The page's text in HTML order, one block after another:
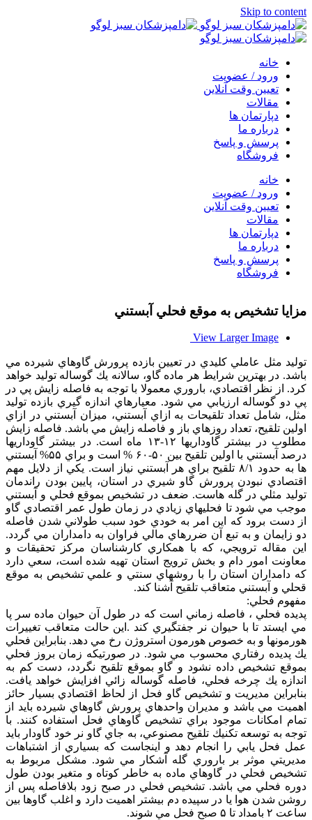
Skip to content
خانه
ورود / عضویت
تعیین وقت آنلاین
مقالات
دپارتمان ها
درباره ما
پرسش و پاسخ
فروشگاه
خانه
ورود / عضویت
تعیین وقت آنلاین
مقالات
دپارتمان ها
درباره ما
پرسش و پاسخ
فروشگاه
مزایا تشخيص به موقع فحلي آبستني
View Larger Image
توليد مثل عاملي كليدي در تعيين بازده پرورش گاوهاي شيرده مي
باشد. در بهترين شرايط هر ماده گاو، سالانه يك گوساله توليد خواهد
كرد. از نظر اقتصادي، باروري معمولا با توجه به فاصله زايش پي در
پي دو گوساله ارزيابي مي شود. معيارهاي اندازه گيري بازده توليد
مثل، شامل تعداد تلقيحات به ازاي آبستني، ميزان آبستني در ازاي
اولين تلقيح، تعداد روزهاي باز و فاصله زايش مي باشد. فاصله زايش
مطلوب در بيشتر گاوداريها ۱۲-۱۳ ماه است. در بيشتر گاوداريها
درصد آبستني با اولين تلقيح بين ۵۰-۶۰ % است و براي ۵۵% آبستني
ها به حدود ۸/۱ تلقيح براي هر آبستني نياز است. يكي از دلايل مهم
اقتصادي نبودن پرورش گاو شيري در استان، پايين بودن راندمان
توليد مثلي در گله هاست. ضعف در تشخيص بموقع فحلي و آبستني
موجب مي شود تا فحليهاي زيادي در زمان طول عمر اقتصادي گاو
از دست برود كه اين امر به خودي خود سبب طولاني شدن فاصله
دو زايمان و به تبع آن ضررهاي مالي فراوان به دامداران مي گردد.
اين مقاله ترويجي، كه با همكاري كارشناسان مركز تحقيقات و
معاونت امور دام و بخش ترويج استان تهيه شده است، سعي دارد
كه دامداران استان را با روشهاي سنتي و علمي تشخيص به موقع
قحلي و آبستني متعاقب تلقيح آشنا كند.
مفهوم فحلي:
پديده فحلي ، فاصله زماني است كه در طول آن حيوان ماده سر پا
مي ايستد تا با حيوان نر جفتگيري كند .اين حالت متعاقب تغييرات
هورمونها و به خصوص هورمون استروژن رخ مي دهد. بنابراين فحلي
يك پديده رفتاري محسوب مي شود. در صورتيكه زمان بروز فحلي
بموقع تشخيص داده نشود و گاو بموقع تلقيح نگردد، دست كم به
اندازه يك چرخه فحلي، فاصله گوساله زائي افزايش خواهد يافت.
بنابراين مديريت و تشخيص گاو فحل از لحاظ اقتصادي بسيار حائز
اهميت مي باشد و مديران واحدهاي پرورش گاوهاي شيرده بايد از
تمام امكانات موجود براي تشخيص گاوهاي فحل استفاده كنند. با
توجه به توسعه تكنيك تلقيح مصنوعي، به جاي گاو نر خود گاودار بايد
عمل فحل يابي را انجام دهد و اينجاست كه بسياري از اشتباهات
مديريتي موثر بر باروري گله آشكار مي شود. مشكل مربوط به
تشخيص فحلي در گاوهاي ماده به خاطر كوتاه و متغير بودن طول
دوره فحلي مي باشد. تشخيص فحلي در صبح زود بلافاصله پس از
روشن شدن هوا يا در سپيده دم بيشتر اهميت دارد و اغلب گاوها بين
ساعت ۲ بامداد تا ۵ صبح فحل مي شوند.